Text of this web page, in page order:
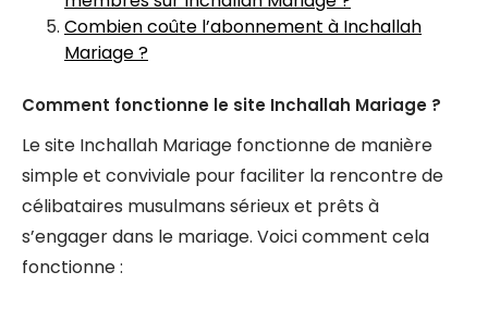
Combien coûte l’abonnement à Inchallah
Mariage ?
Comment fonctionne le site Inchallah Mariage ?
Le site Inchallah Mariage fonctionne de manière
simple et conviviale pour faciliter la rencontre de
célibataires musulmans sérieux et prêts à
s’engager dans le mariage. Voici comment cela
fonctionne :